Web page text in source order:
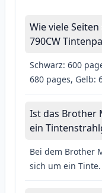
Wie viele
790CW
Schwarz: 600
680 pages, Gelb:
Ist das Brother
ein
Bei dem Brother
sich um ein Tinte.